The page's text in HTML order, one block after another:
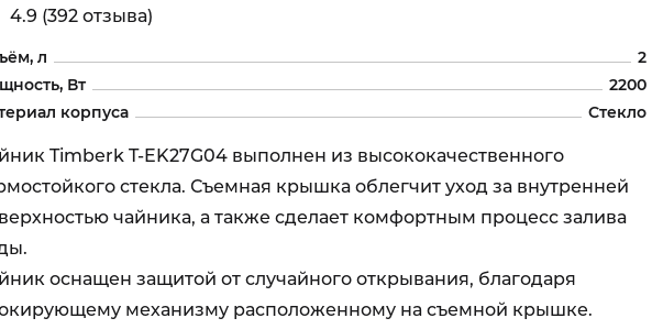
4.9 (392 отзыва)
л
2
Вт
2200
корпуса
Стекло
Timberk T-EK27G04 выполнен из высококачественного
стекла. Съемная крышка облегчит уход за внутренней
чайника, а также сделает комфортным процесс залива
оснащен защитой от случайного открывания, благодаря
механизму расположенному на съемной крышке.